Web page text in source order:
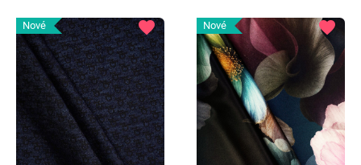
Nové favorite Nové favorite